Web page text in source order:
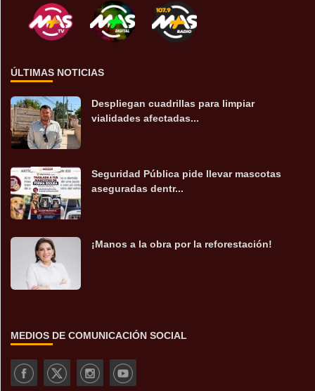
ÚLTIMAS NOTICIAS
Despliegan cuadrillas para limpiar
vialidades afectadas...
Seguridad Pública pide llevar mascotas
aseguradas dentr...
¡Manos a la obra por la reforestación!
MEDIOS DE COMUNICACIÓN SOCIAL